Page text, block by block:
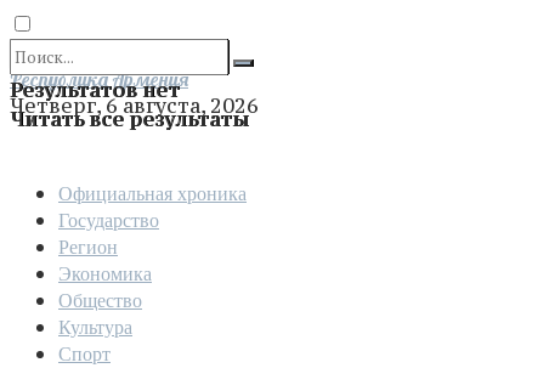
Результатов нет
Читать все результаты
Отправить
Республика Армения
Четверг, 6 августа, 2026
Официальная хроника
Государство
Регион
Экономика
Общество
Культура
Спорт